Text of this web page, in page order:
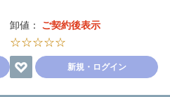
卸値： ご契約後表示
☆☆☆☆☆
新規・ログイン